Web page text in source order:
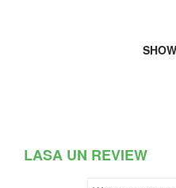
LASA UN REVIEW